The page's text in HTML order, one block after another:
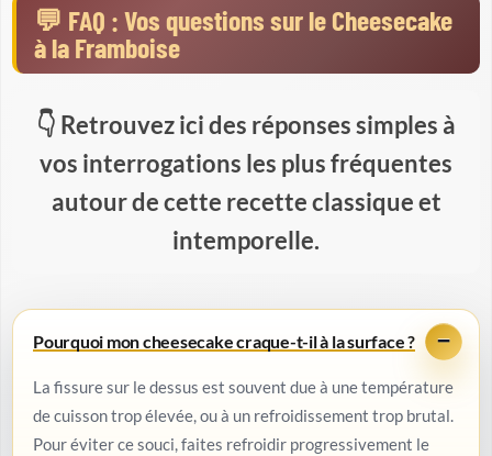
FAQ : Vos questions sur le Cheesecake
à la Framboise
Retrouvez ici des réponses simples à
vos interrogations les plus fréquentes
autour de cette recette classique et
intemporelle.
Pourquoi mon cheesecake craque-t-il à la surface ?
La fissure sur le dessus est souvent due à une température
de cuisson trop élevée, ou à un refroidissement trop brutal.
Pour éviter ce souci, faites refroidir progressivement le